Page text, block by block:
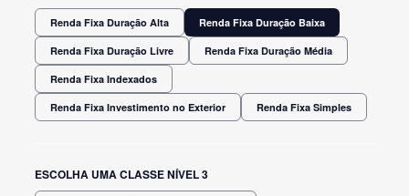
Renda Fixa Duração Alta Renda Fixa Duração Baixa
Renda Fixa Duração Livre Renda Fixa Duração Média
Renda Fixa Indexados
Renda Fixa Investimento no Exterior Renda Fixa Simples
ESCOLHA UMA CLASSE NÍVEL 3